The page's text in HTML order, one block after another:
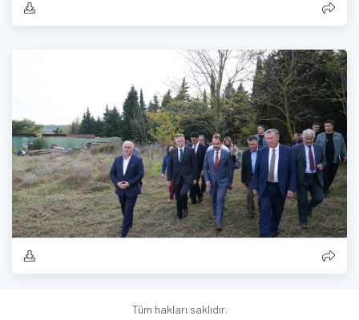
Tüm hakları saklıdır.